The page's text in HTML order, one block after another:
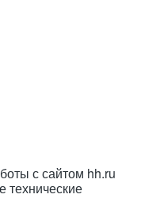
с сайтом hh.ru
технические